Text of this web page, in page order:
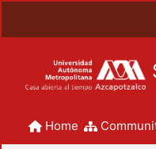
Home